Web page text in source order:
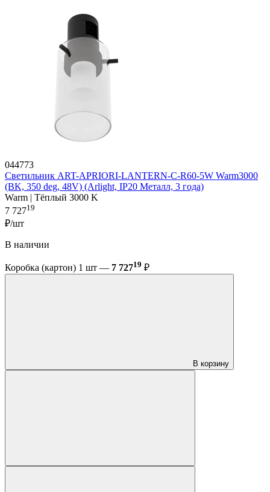
044773
Светильник ART-APRIORI-LANTERN-C-R60-5W Warm3000
(BK, 350 deg, 48V) (Arlight, IP20 Металл, 3 года)
Warm | Тёплый 3000 K
7 72719
₽/шт
В наличии
Коробка (картон) 1 шт — 7 72719 ₽
В корзину